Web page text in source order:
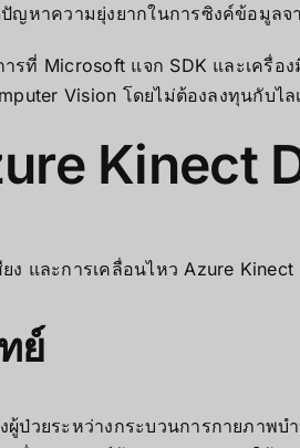
ญหาความยุ่งยากในการซิงค์ข้อมูล
รที่ Microsoft แจก SDK และเค
Vision โดยไม่ต้องลงทุนกับไ
Kinect
และการเคลื่อนไหว Azure
ย์
ผู้ป่วยระหว่างกระบวนการกายภา